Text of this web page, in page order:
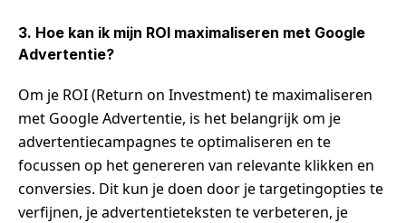
3. Hoe kan ik mijn ROI maximaliseren met Google
Advertentie?
Om je ROI (Return on Investment) te maximaliseren
met Google Advertentie, is het belangrijk om je
advertentiecampagnes te optimaliseren en te
focussen op het genereren van relevante klikken en
conversies. Dit kun je doen door je targetingopties te
verfijnen, je advertentieteksten te verbeteren, je